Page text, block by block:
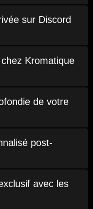
sur Discord
Kromatique
de votre
post-
avec les